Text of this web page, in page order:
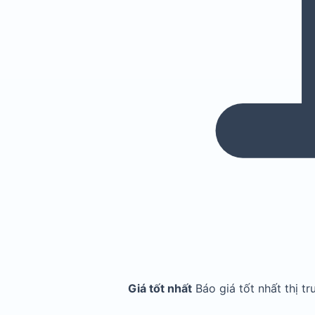
Giá tốt nhất Báo giá tốt nhất thị